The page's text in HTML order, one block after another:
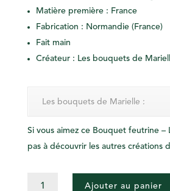
Matière première : France
Fabrication : Normandie (France)
Fait main
Créateur : Les bouquets de
Les bouquets de Marielle :
Si vous aimez ce Bouquet feutrine –
pas à découvrir les autres créations
Ajouter au panier